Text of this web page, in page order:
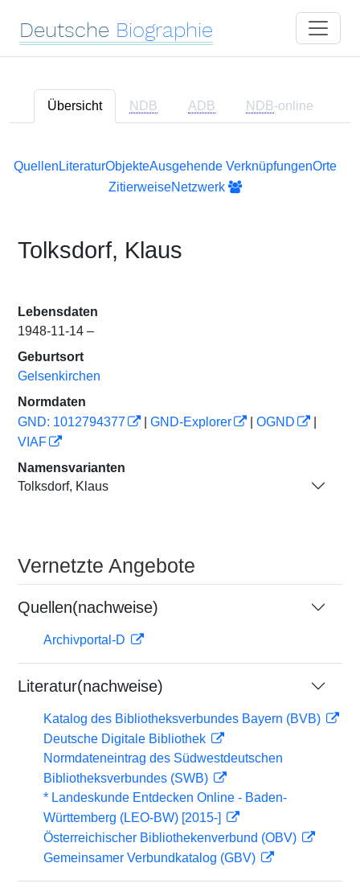
Deutsche Biographie
Übersicht NDB ADB NDB-online
Quellen LiteraturObjekteAusgehende VerknüpfungenOrte
ZitierweiseNetzwerk
Tolksdorf, Klaus
Lebensdaten
1948-11-14 –
Geburtsort
Gelsenkirchen
Normdaten
GND: 1012794377
GND-Explorer OGND
VIAF
Namensvarianten
Tolksdorf, Klaus
Vernetzte Angebote
Quellen(nachweise)
Archivportal-D
Literatur(nachweise)
Katalog des Bibliotheksverbundes Bayern (BVB)
Deutsche Digitale Bibliothek
Normdateneintrag des Südwestdeutschen
Bibliotheksverbundes (SWB)
* Landeskunde Entdecken Online - Baden-
Württemberg (LEO-BW) [2015-]
Österreichischer Bibliothekenverbund (OBV)
Gemeinsamer Verbundkatalog (GBV)